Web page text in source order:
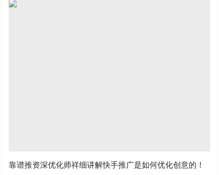
靠谱推资深优化师祥细讲解快手推广是如何优化创意的！